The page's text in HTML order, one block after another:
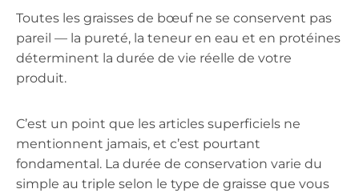
Toutes les graisses de bœuf ne se conservent pas
pareil — la pureté, la teneur en eau et en protéines
déterminent la durée de vie réelle de votre
produit.
C’est un point que les articles superficiels ne
mentionnent jamais, et c’est pourtant
fondamental. La durée de conservation varie du
simple au triple selon le type de graisse que vous